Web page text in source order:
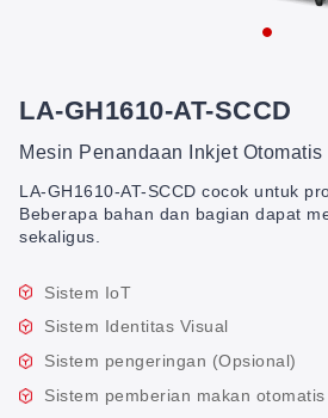
LA-GH1610-AT-SCCD
Mesin Penandaan Inkjet Otomatis
LA-GH1610-AT-SCCD cocok untuk
Beberapa bahan dan bagian dapat
sekaligus.
Sistem IoT
Sistem Identitas Visual
Sistem pengeringan (Opsional)
Sistem pemberian makan otomatis